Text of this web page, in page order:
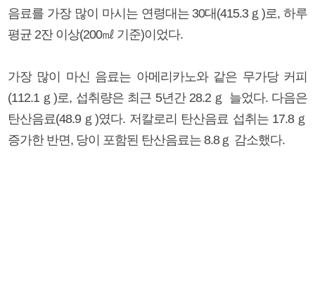
음료를 가장 많이 마시는 연령대는 30대(415.3ｇ)로, 하루
평균 2잔 이상(200㎖ 기준)이었다.
가장 많이 마신 음료는 아메리카노와 같은 무가당 커피
(112.1ｇ)로, 섭취량은 최근 5년간 28.2ｇ 늘었다. 다음은
탄산음료(48.9ｇ)였다. 저칼로리 탄산음료 섭취는 17.8ｇ
증가한 반면, 당이 포함된 탄산음료는 8.8ｇ 감소했다.